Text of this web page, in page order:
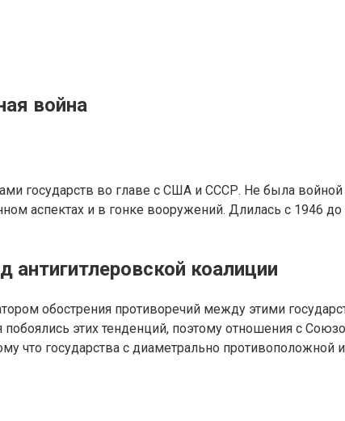
война
государств во главе с США и СССР. Не была
аспектах и в гонке вооружений. Длилась с 1946
коалиции
обострения противоречий между этими
этих тенденций, поэтому отношения с
государства с диаметрально противоположной